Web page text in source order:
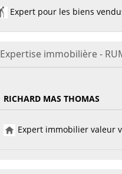
Expert pour les biens
Expertise immobilière -
RICHARD MAS THOMAS
Expert immobilier valeur